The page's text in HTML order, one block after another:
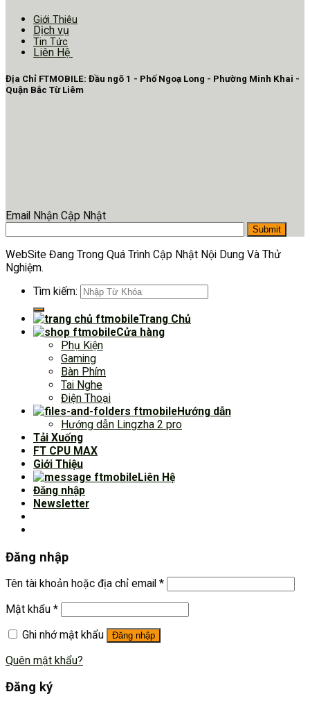
Giới Thiệu
Dịch vụ
Tin Tức
Liên Hệ
Địa Chỉ FTMOBILE: Đầu ngõ 1 - Phố Ngoạ Long - Phường Minh Khai -
Quận Bắc Từ Liêm
Email Nhận Cập Nhật
WebSite Đang Trong Quá Trình Cập Nhật Nội Dung Và Thử
Nghiệm.
Tìm kiếm:
Trang Chủ
Cửa hàng
Phụ Kiện
Gaming
Bàn Phím
Tai Nghe
Điện Thoại
Hướng dẫn
Hướng dẫn Lingzha 2 pro
Tải Xuống
FT CPU MAX
Giới Thiệu
Liên Hệ
Đăng nhập
Newsletter
Đăng nhập
Tên tài khoản hoặc địa chỉ email *
Mật khẩu *
Ghi nhớ mật khẩu
Đăng nhập
Quên mật khẩu?
Đăng ký